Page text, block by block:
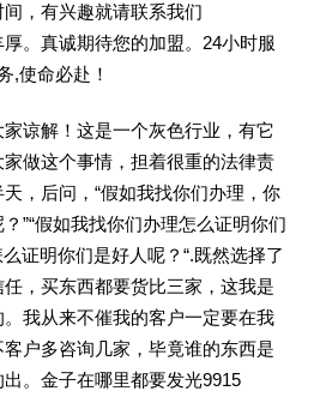
，有兴趣就请联系我们
。真诚期待您的加盟。24小时服
,使命必赴！
谅解！这是一个灰色行业，有它
做这个事情，担着很重的法律责
，后问，“假如我找你们办理，你
”“假如我找你们办理怎么证明你们
么证明你们是好人呢？“.既然选择了
，买东西都要货比三家，这我是
我从来不催我的客户一定要在我
户多咨询几家，毕竟谁的东西是
。金子在哪里都要发光9915